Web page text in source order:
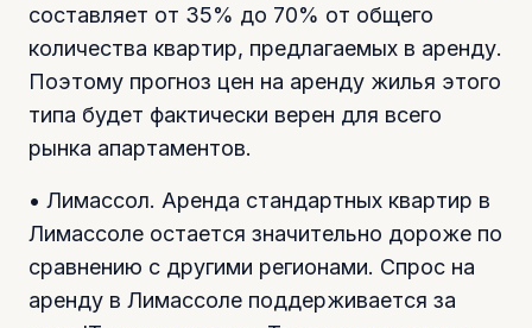
составляет от 35% до 70% от общего
количества квартир, предлагаемых в аренду.
Поэтому прогноз цен на аренду жилья этого
типа будет фактически верен для всего
рынка апартаментов.
• Лимассол. Аренда стандартных квартир в
Лимассоле остается значительно дороже по
сравнению с другими регионами. Спрос на
аренду в Лимассоле поддерживается за